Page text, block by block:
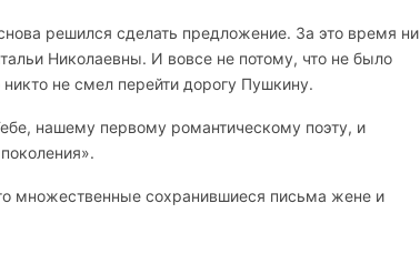
решился сделать предложение. За это время ни
Николаевны. И вовсе не потому, что не было
не смел перейти дорогу Пушкину.
нашему первому романтическому поэту, и
множественные сохранившиеся письма жене и